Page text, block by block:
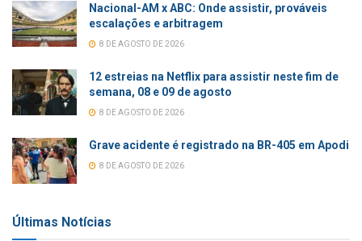
Nacional-AM x ABC: Onde assistir, prováveis
escalações e arbitragem
8 DE AGOSTO DE 2026
12 estreias na Netflix para assistir neste fim de
semana, 08 e 09 de agosto
8 DE AGOSTO DE 2026
Grave acidente é registrado na BR-405 em Apodi
8 DE AGOSTO DE 2026
Últimas Notícias